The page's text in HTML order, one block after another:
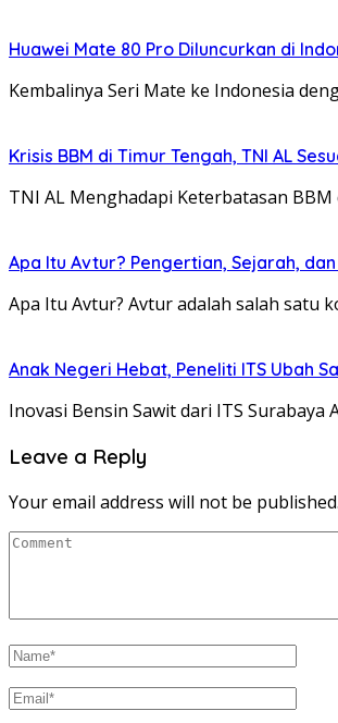
Huawei Mate 80 Pro Diluncurkan di
Kembalinya Seri Mate ke Indonesia
Krisis BBM di Timur Tengah, TNI AL
TNI AL Menghadapi Keterbatasan
Apa Itu Avtur? Pengertian, Sejarah,
Apa Itu Avtur? Avtur adalah salah satu
Anak Negeri Hebat, Peneliti ITS Ubah
Inovasi Bensin Sawit dari ITS
Leave a Reply
Your email address will not be published.